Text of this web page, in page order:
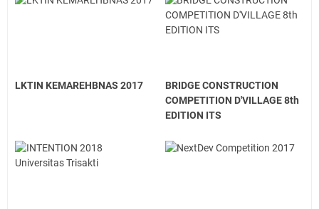
LKTIN KEMAREHBNAS 2017
BRIDGE CONSTRUCTION
COMPETITION D'VILLAGE 8th
EDITION ITS